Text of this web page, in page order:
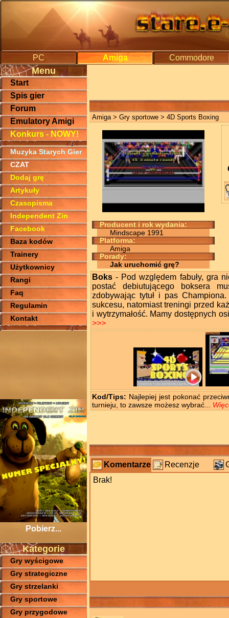
PC Amiga Commodore
Menu
Start
Spis gier
Forum
Emulatory Amigi
Konkurs - NOWY!
Muzyka Starych Gier
CZAT
Dodaj grę
Artykuły
Czasopisma
Independent Zin
Facebook
Baza kodów
Trainery
Użytkownicy
Rangi
Faq
Regulamin
Kontakt
Pobierz...
Kategorie
Gry wyścigowe
Gry strategiczne
Gry strzelanki
Gry sportowe
Gry przygodowe
Amiga> Gry sportowe > 4D Sports Boxing
Producent i rok wydania:
Mindscape 1991
Platforma:
Amiga
Porady:
Jak uruchomić grę?
Boks - Pod względem fabuły, gra
postać debiutującego boksera
zdobywając tytuł i pas
sukcesu, natomiast treningi przed
i wytrzymałość. Mamy dostępnych
>>>
Kod/Tips: Najlepiej jest pokonać
turnieju, to zawsze możesz wybrać...
Komentarze Recenzje
Brak!